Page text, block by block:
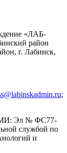
«ЛАБ-
район
г. Лабинск,
;
СМИ: Эл № ФС77-
службой по
и